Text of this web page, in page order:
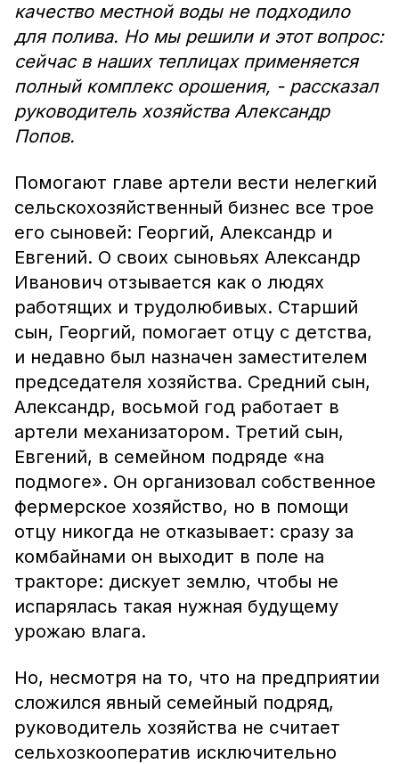
качество местной воды не подходило
для полива. Но мы решили и этот вопрос:
сейчас в наших теплицах применяется
полный комплекс орошения, - рассказал
руководитель хозяйства Александр
Попов.
Помогают главе артели вести нелегкий
сельскохозяйственный бизнес все трое
его сыновей: Георгий, Александр и
Евгений. О своих сыновьях Александр
Иванович отзывается как о людях
работящих и трудолюбивых. Старший
сын, Георгий, помогает отцу с детства,
и недавно был назначен заместителем
председателя хозяйства. Средний сын,
Александр, восьмой год работает в
артели механизатором. Третий сын,
Евгений, в семейном подряде «на
подмоге». Он организовал собственное
фермерское хозяйство, но в помощи
отцу никогда не отказывает: сразу за
комбайнами он выходит в поле на
тракторе: дискует землю, чтобы не
испарялась такая нужная будущему
урожаю влага.
Но, несмотря на то, что на предприятии
сложился явный семейный подряд,
руководитель хозяйства не считает
сельхозкооператив исключительно